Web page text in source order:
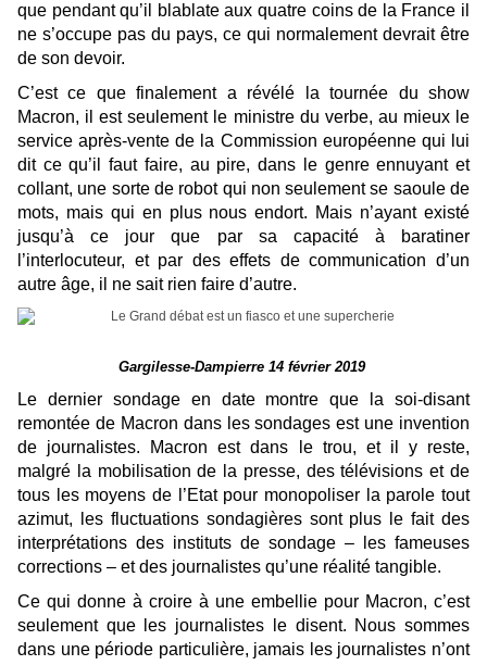
que pendant qu’il blablate aux quatre coins de la France il
ne s’occupe pas du pays, ce qui normalement devrait être
de son devoir.
C’est ce que finalement a révélé la tournée du show
Macron, il est seulement le ministre du verbe, au mieux le
service après-vente de la Commission européenne qui lui
dit ce qu’il faut faire, au pire, dans le genre ennuyant et
collant, une sorte de robot qui non seulement se saoule de
mots, mais qui en plus nous endort. Mais n’ayant existé
jusqu’à ce jour que par sa capacité à baratiner
l’interlocuteur, et par des effets de communication d’un
autre âge, il ne sait rien faire d’autre.
Gargilesse-Dampierre 14 février 2019
Le dernier sondage en date montre que la soi-disant
remontée de Macron dans les sondages est une invention
de journalistes. Macron est dans le trou, et il y reste,
malgré la mobilisation de la presse, des télévisions et de
tous les moyens de l’Etat pour monopoliser la parole tout
azimut, les fluctuations sondagières sont plus le fait des
interprétations des instituts de sondage – les fameuses
corrections – et des journalistes qu’une réalité tangible.
Ce qui donne à croire à une embellie pour Macron, c’est
seulement que les journalistes le disent. Nous sommes
dans une période particulière, jamais les journalistes n’ont